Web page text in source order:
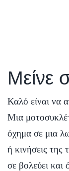
Μείνε
Καλό είναι να
Μια
όχημα σε μια
ή κινήσεις της
σε βολεύει και